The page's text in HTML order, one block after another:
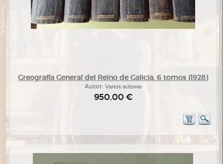
Greografía General del Reino de Galicia. 6 tomos (1928)
Autor: Varios autores
950,00 €